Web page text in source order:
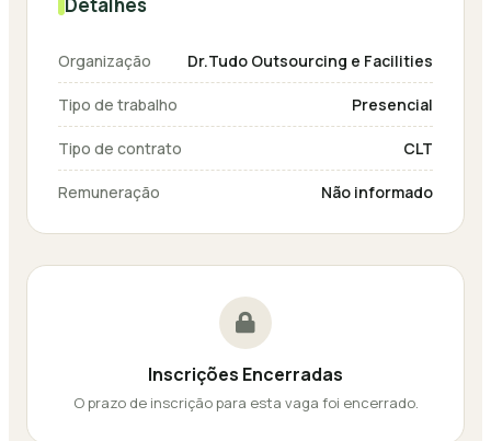
Organização Dr.Tudo Outsourcing e Facilities
Tipo de trabalho Presencial
Tipo de contrato CLT
Remuneração Não informado
Inscrições Encerradas
O prazo de inscrição para esta vaga foi encerrado.